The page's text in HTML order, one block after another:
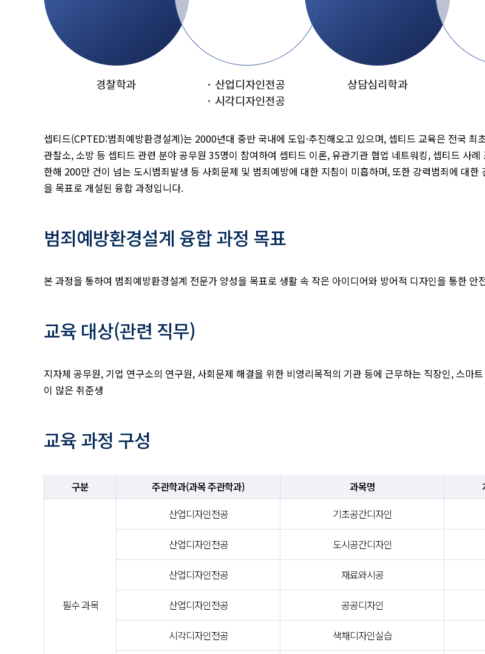
셉티드(CPTED:범죄예방환경설계)는 2000년대 중반 국내에 도입·추진해오고 있으며, 셉티드 교육은 전국
관찰소, 소방 등 셉티드 관련 분야 공무원 35명이 참여하여 셉티드 이론, 유관기관 협업 네트워킹, 셉티드 사
한해 200만 건이 넘는 도시범죄발생 등 사회문제 및 범죄예방에 대한 지침이 미흡하며, 또한 강력범죄에 대
을 목표로 개설된 융합 과정입니다.
범죄예방환경설계 융합 과정 목표
본 과정을 통하여 범죄예방환경설계 전문가 양성을 목표로 생활 속 작은 아이디어와 방어적 디자인을 통한 안
교육 대상(관련 직무)
지자체 공무원, 기업 연구소의 연구원, 사회문제 해결을 위한 비영리목적의 기관 등에 근무하는 직장인, 스마
이 많은 취준생
교육 과정 구성
구분 주관학과(과목 주관학과) 과목명
필수 과목
산업디자인전공 기초공간디자인
산업디자인전공 도시공간디자인
산업디자인전공 재료와시공
산업디자인전공 공공디자인
시각디자인전공 색채디자인실습